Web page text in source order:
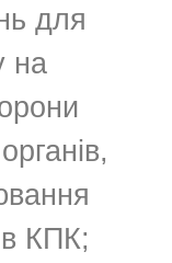
для
на
в КПК;